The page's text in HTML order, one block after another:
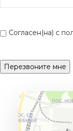
Согласен(на) с